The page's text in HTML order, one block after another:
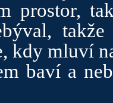
prostor,
kdy mluví
baví a